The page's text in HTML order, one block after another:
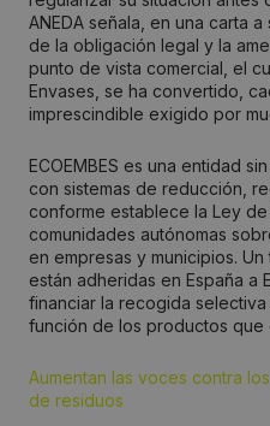
ANEDA señala, en una carta
de la obligación legal y la
punto de vista comercial, el
Envases, se ha convertido,
imprescindible exigido por
ECOEMBES es una entidad
con sistemas de reducción,
conforme establece la Ley
comunidades autónomas
en empresas y municipios.
están adheridas en España a
financiar la recogida
función de los productos que
Aumentan las voces contra
de residuos